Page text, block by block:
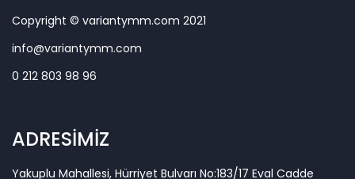
Copyright © variantymm.com 2021
info@variantymm.com
0 212 803 98 96
ADRESİMİZ
Yakuplu Mahallesi, Hürriyet Bulvarı No:183/17 Eval Cadde